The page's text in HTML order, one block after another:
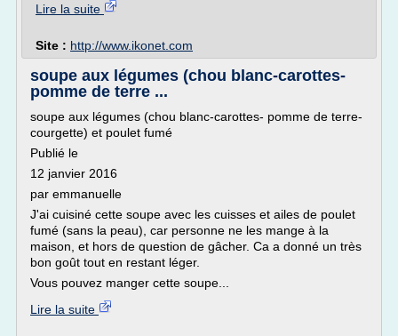
Lire la suite
Site : http://www.ikonet.com
soupe aux légumes (chou blanc-carottes-
pomme de terre ...
soupe aux légumes (chou blanc-carottes- pomme de terre-
courgette) et poulet fumé
Publié le
12 janvier 2016
par emmanuelle
J'ai cuisiné cette soupe avec les cuisses et ailes de poulet
fumé (sans la peau), car personne ne les mange à la
maison, et hors de question de gâcher. Ca a donné un très
bon goût tout en restant léger.
Vous pouvez manger cette soupe...
Lire la suite